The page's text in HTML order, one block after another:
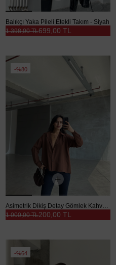
Balıkçı Yaka Pileli Etekli Takım - Siyah
699,00 TL
1.398,00 TL
%80
200,00 TL
1.000,00 TL
%64